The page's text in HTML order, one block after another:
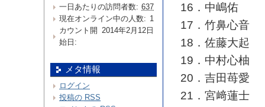
16．中嶋佑
17．竹鼻心音
18．佐藤大起
19．中村心柚
20．吉田苺愛
21．宮﨑蓮士
637
一日あたりの訪問者数:
1
現在オンライン中の人数:
2014年2月12日
カウント開
始日:
メタ情報
ログイン
投稿の RSS